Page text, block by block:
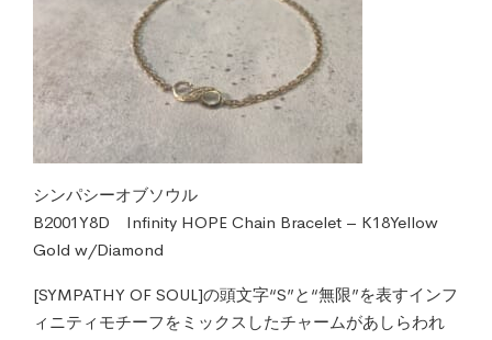
シンパシーオブソウル
B2001Y8D Infinity HOPE Chain Bracelet – K18Yellow
Gold w/Diamond
[SYMPATHY OF SOUL]の頭文字“S”と“無限”を表すインフ
ィニティモチーフをミックスしたチャームがあしらわれ